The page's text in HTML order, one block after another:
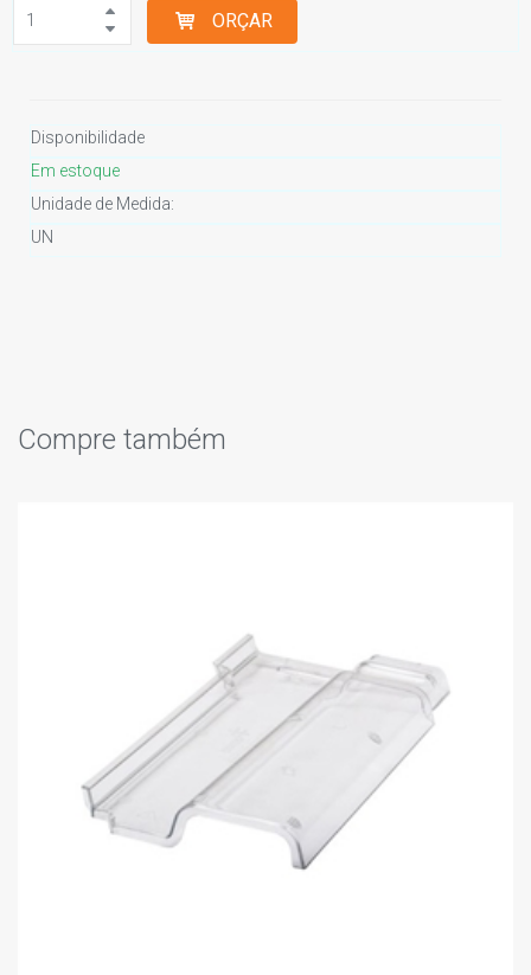
ORÇAR
Disponibilidade
Em estoque
Unidade de Medida:
UN
Compre também